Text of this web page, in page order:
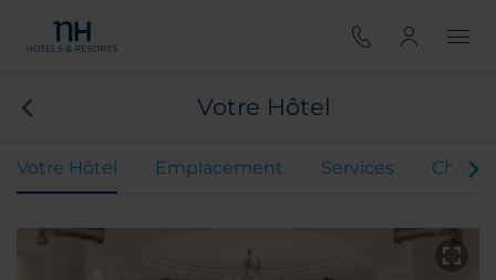
Votre Hôtel
Votre Hôtel Emplacement Services